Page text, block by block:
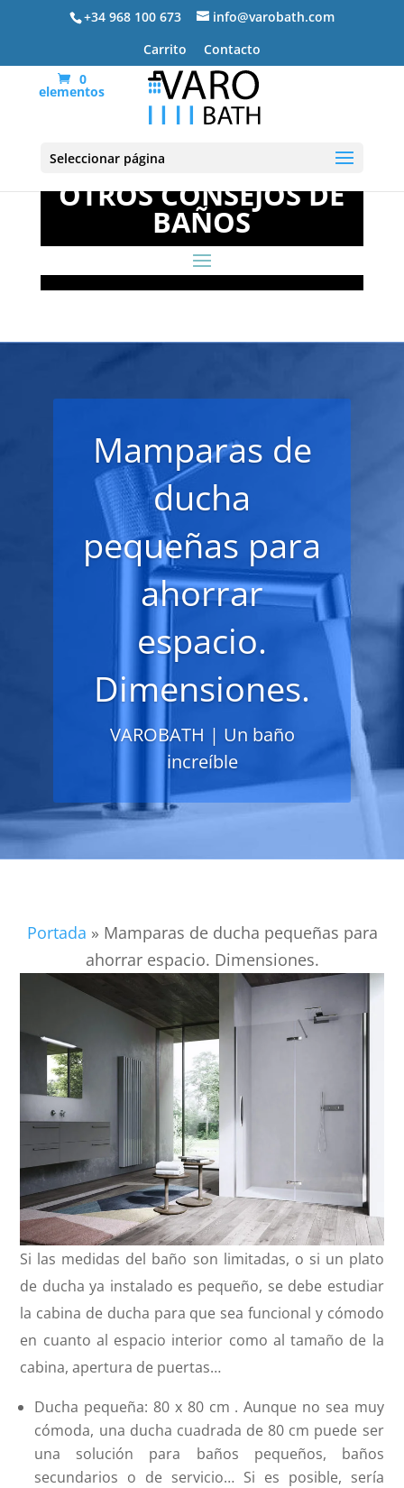
+34 968 100 673
info@varobath.com
Carrito
Contacto
0
elementos
Seleccionar página
OTROS CONSEJOS DE
BAÑOS
Mamparas de
ducha
pequeñas para
ahorrar
espacio.
Dimensiones.
VAROBATH | Un baño
increíble
Portada » Mamparas de ducha pequeñas para
ahorrar espacio. Dimensiones.
Si las medidas del baño son limitadas, o si un plato
de ducha ya instalado es pequeño, se debe estudiar
la cabina de ducha para que sea funcional y cómodo
en cuanto al espacio interior como al tamaño de la
cabina, apertura de puertas…
Ducha pequeña: 80 x 80 cm . Aunque no sea muy
cómoda, una ducha cuadrada de 80 cm puede ser
una solución para baños pequeños, baños
secundarios o de servicio… Si es posible, sería